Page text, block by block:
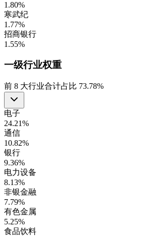
1.80%
寒武纪
1.77%
招商银行
1.55%
一级行业权重
前 8 大行业合计占比 73.78%
电子
24.21%
通信
10.82%
银行
9.36%
电力设备
8.13%
非银金融
7.79%
有色金属
5.25%
食品饮料